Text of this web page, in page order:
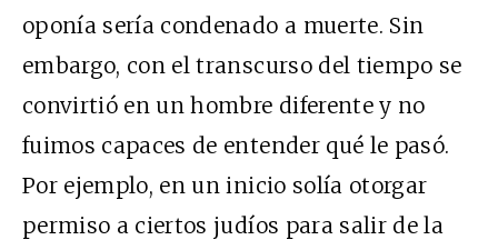
oponía sería condenado a muerte. Sin
embargo, con el transcurso del tiempo se
convirtió en un hombre diferente y no
fuimos capaces de entender qué le pasó.
Por ejemplo, en un inicio solía otorgar
permiso a ciertos judíos para salir de la